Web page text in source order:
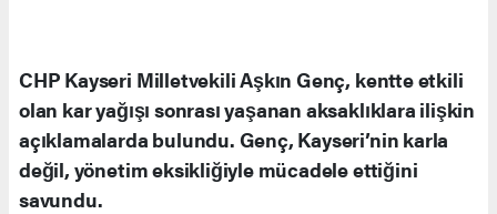
CHP Kayseri Milletvekili Aşkın Genç, kentte etkili
olan kar yağışı sonrası yaşanan aksaklıklara ilişkin
açıklamalarda bulundu. Genç, Kayseri’nin karla
değil, yönetim eksikliğiyle mücadele ettiğini
savundu.